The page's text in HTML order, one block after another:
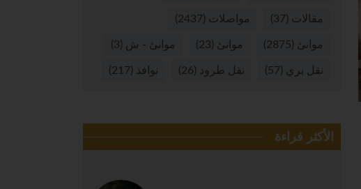
مقالات (37) مواصلات (2437)
موانئ (2875) موانئ (23) موانئ - ش (3)
نقل بري (57) نقل طرود (26) نوافذ (217)
الأكثر قراءة